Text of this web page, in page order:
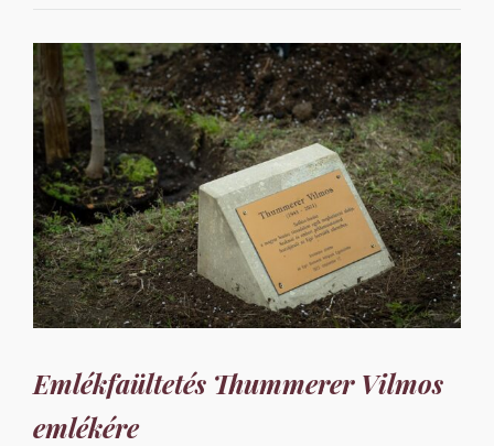
Emlékfaültetés Thummerer Vilmos
emlékére